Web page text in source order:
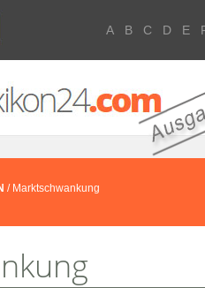
A B C D E
/ Marktschwankung